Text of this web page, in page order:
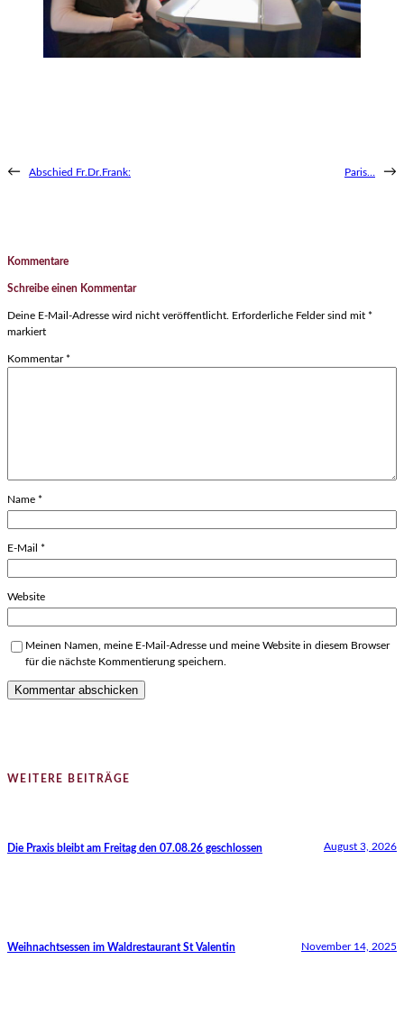
← Abschied Fr.Dr.Frank: Paris… →
Kommentare
Schreibe einen Kommentar
Deine E-Mail-Adresse wird nicht veröffentlicht. Erforderliche Felder sind mit *
markiert
Kommentar *
Name *
E-Mail *
Website
Meinen Namen, meine E-Mail-Adresse und meine Website in diesem Browser
für die nächste Kommentierung speichern.
WEITERE BEITRÄGE
Die Praxis bleibt am Freitag den 07.08.26 geschlossen August 3, 2026
Weihnachtsessen im Waldrestaurant St Valentin November 14, 2025